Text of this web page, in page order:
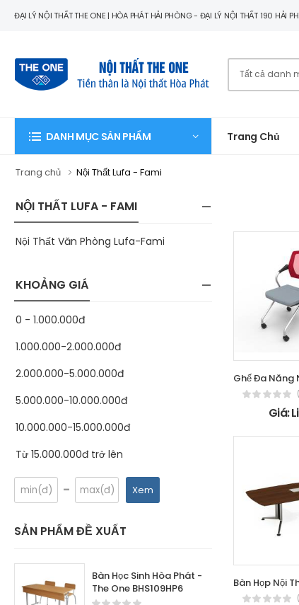
ĐẠI LÝ NỘI THẤT THE ONE | HÒA PHÁT HẢI PHÒNG - ĐẠI LÝ NỘI THẤT 190 HẢI
DANH MỤC SẢN PHẨM Trang Chủ
Trang chủ Nội Thất Lufa - Fami
NỘI THẤT LUFA - FAMI
Nội Thất Văn Phòng Lufa-Fami
KHOẢNG GIÁ
0 - 1.000.000đ
1.000.000-2.000.000đ
2.000.000-5.000.000đ
5.000.000-10.000.000đ
10.000.000-15.000.000đ
Từ 15.000.000đ trở lên
- Xem
SẢN PHẨM ĐỀ XUẤT
Bàn Học Sinh Hòa Phát -
The One BHS109HP6
Giá: